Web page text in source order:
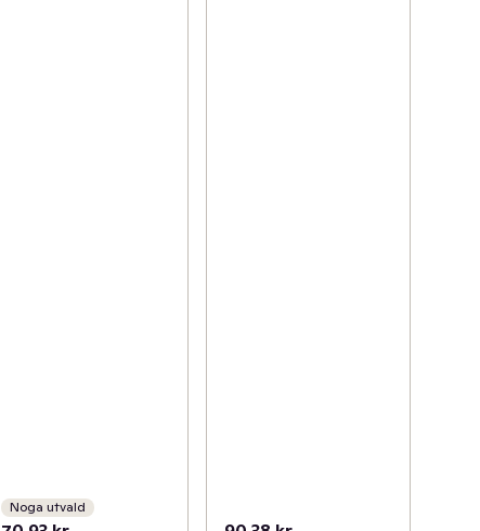
Noga utvald